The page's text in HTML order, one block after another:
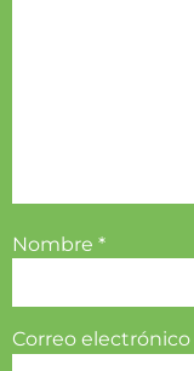
Nombre *
Correo electrónico